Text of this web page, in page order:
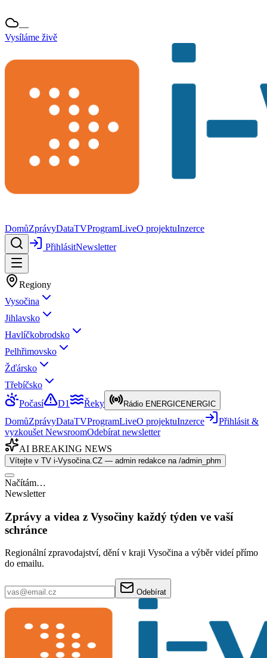
—
Vysíláme živě
DomůZprávyDataTVProgramLiveO projektuInzerce
PřihlásitNewsletter
Regiony
Vysočina
Jihlavsko
Havlíčkobrodsko
Pelhřimovsko
Žďársko
Třebíčsko
Počasí
D1 Řeky Rádio ENERGICENERGIC
DomůZprávyDataTVProgramLiveO projektuInzerce
Přihlásit &
vyzkoušet NewsroomOdebírat newsletter
AI BREAKING NEWS
Vítejte v TV i-Vysočina.CZ — admin redakce na /admin_phm
Načítám…
Newsletter
Zprávy a videa z Vysočiny každý týden ve vaší
schránce
Regionální zpravodajství, dění v kraji Vysočina a výběr videí přímo
do emailu.
Odebírat